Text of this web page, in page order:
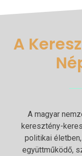
A
A magyar
keresztény-
politikai
együttműködő,